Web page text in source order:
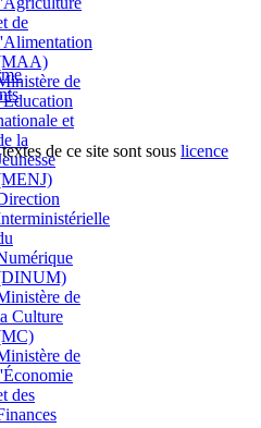
de ce site sont sous licence